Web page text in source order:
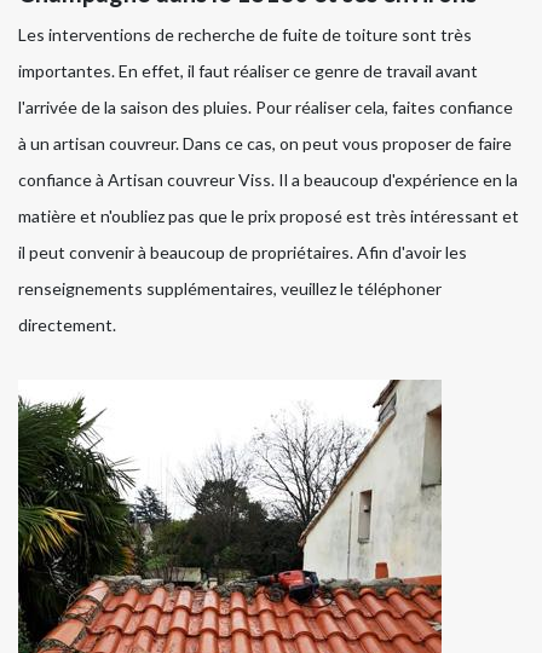
Les interventions de recherche de fuite de toiture sont très
importantes. En effet, il faut réaliser ce genre de travail avant
l'arrivée de la saison des pluies. Pour réaliser cela, faites confiance
à un artisan couvreur. Dans ce cas, on peut vous proposer de faire
confiance à Artisan couvreur Viss. Il a beaucoup d'expérience en la
matière et n'oubliez pas que le prix proposé est très intéressant et
il peut convenir à beaucoup de propriétaires. Afin d'avoir les
renseignements supplémentaires, veuillez le téléphoner
directement.